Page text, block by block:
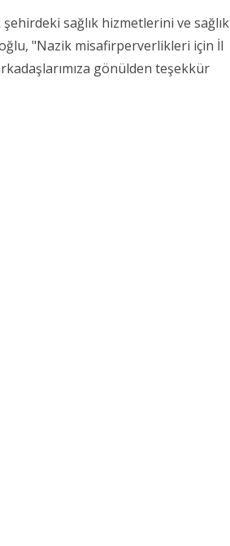
sağlık hizmetlerini ve sağlık
"Nazik misafirperverlikleri için İl
gönülden teşekkür